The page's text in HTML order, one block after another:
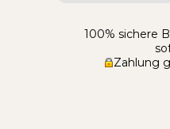
100% sichere
Zahlung